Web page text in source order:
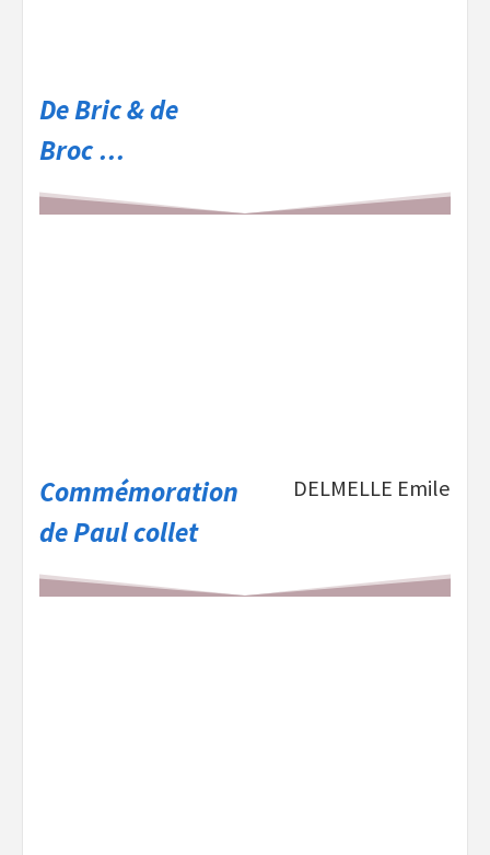
De Bric & de
Broc …
Commémoration
de Paul collet
DELMELLE Emile